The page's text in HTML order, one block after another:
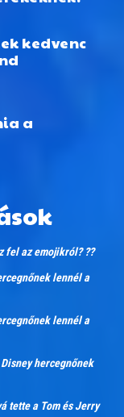
kedvenc
a
fel az emojikról? ??
lennél a
lennél a
hercegnőnek
tette a Tom és Jerry